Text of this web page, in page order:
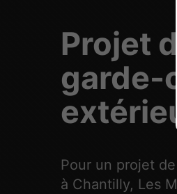
Projet
garde-
Pour un projet
à Chantilly, Les